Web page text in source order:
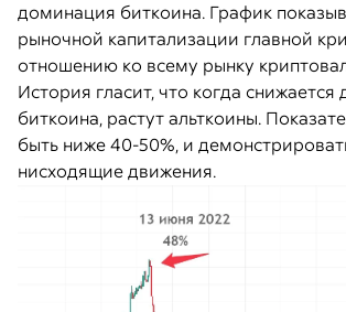
доминация биткоина. График
рыночной капитализации главной
отношению ко всему рынку
История гласит, что когда
биткоина, растут альткоины.
быть ниже 40-50%, и
нисходящие движения.